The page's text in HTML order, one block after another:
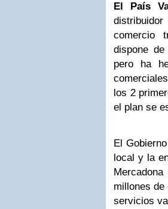
El País
comercio
dispone de
pero ha
los 2
el plan se
El
local y la
millones
servicios